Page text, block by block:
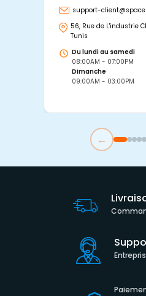
support-
56, Rue de L'industrie
Tunis
Du lundi au samedi
08:00AM - 07:00PM
Dimanche
09:00AM - 03:00PM
←